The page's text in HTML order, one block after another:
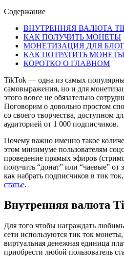
Содержание
ВНУТРЕННЯЯ ВАЛЮТА
КАК ПОЛУЧИТЬ МОНЕТЫ
МОНЕТИЗАЦИЯ ДЛЯ
КАК ПОТРАТИТЬ МОНЕТЫ
КОРОТКО О ГЛАВНОМ
TikTok — одна из самых
самовыражения, но и для
этого вовсе не обязательно
Поговорим о довольно простом
со своего творчества, доступном
аудиторией от 1 000 подписчиков.
Почему важно именно такое
этом минимуме пользователям
проведение прямых эфиров
получить “донат” или “чаевые”
как набрать подписчиков в тик
статье.
Внутренняя валюта
Для того чтобы награждать
сети используются тик ток
виртуальная денежная единица
приобрести любой пользователь